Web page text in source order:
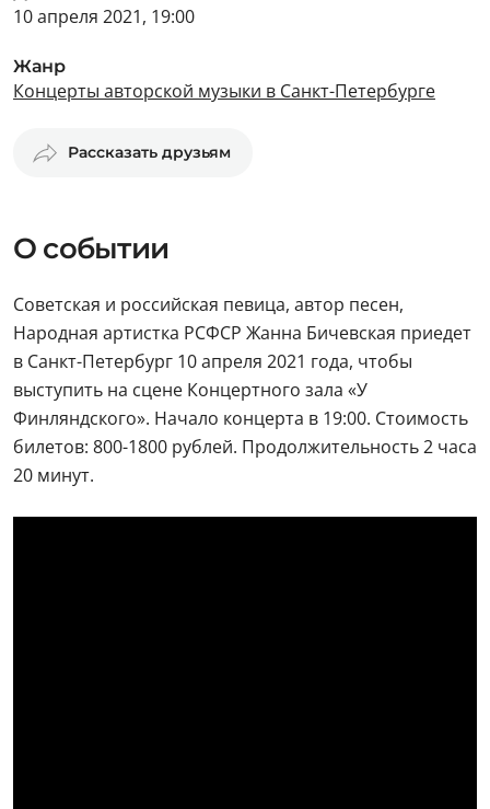
10 апреля 2021, 19:00
Жанр
Концерты авторской музыки в Санкт-Петербурге
Рассказать друзьям
О событии
Советская и российская певица, автор песен,
Народная артистка РСФСР Жанна Бичевская приедет
в Санкт-Петербург 10 апреля 2021 года, чтобы
выступить на сцене Концертного зала «У
Финляндского». Начало концерта в 19:00. Стоимость
билетов: 800-1800 рублей. Продолжительность 2 часа
20 минут.